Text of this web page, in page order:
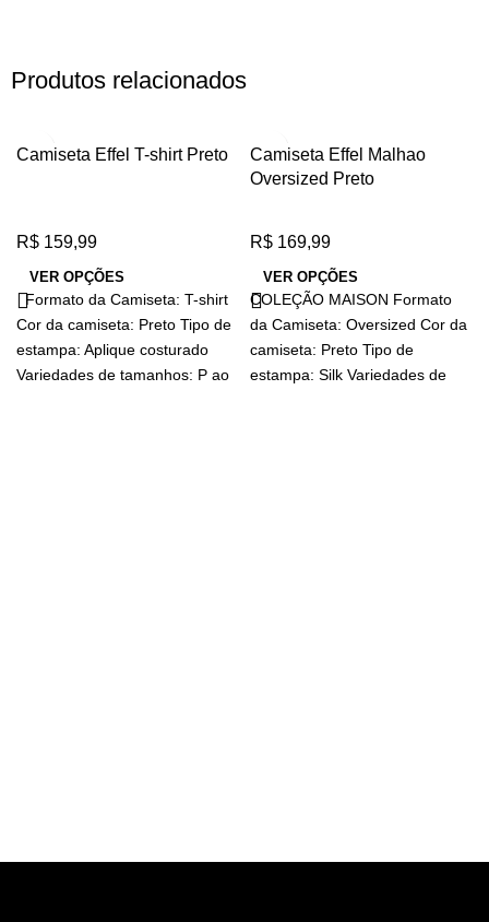
Produtos relacionados
Camiseta Effel T-shirt Preto
R$ 159,99
VER OPÇÕES
Formato da Camiseta: T-shirt
Cor da camiseta: Preto Tipo de
estampa: Aplique costurado
Variedades de tamanhos: P ao
Camiseta Effel Malhao
Oversized Preto
R$ 169,99
VER OPÇÕES
COLEÇÃO MAISON Formato
da Camiseta: Oversized Cor da
camiseta: Preto Tipo de
estampa: Silk Variedades de